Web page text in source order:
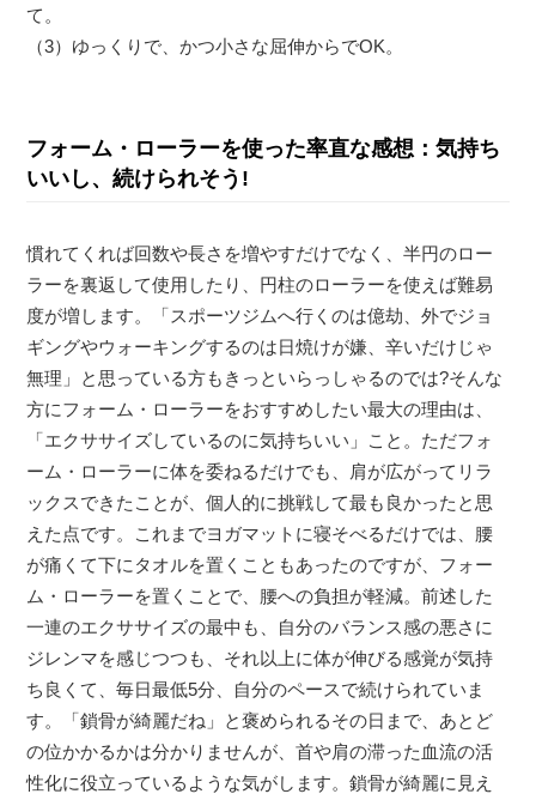
て。
（3）ゆっくりで、かつ小さな屈伸からでOK。
フォーム・ローラーを使った率直な感想：気持ち
いいし、続けられそう!
慣れてくれば回数や長さを増やすだけでなく、半円のロー
ラーを裏返して使用したり、円柱のローラーを使えば難易
度が増します。「スポーツジムへ行くのは億劫、外でジョ
ギングやウォーキングするのは日焼けが嫌、辛いだけじゃ
無理」と思っている方もきっといらっしゃるのでは?そんな
方にフォーム・ローラーをおすすめしたい最大の理由は、
「エクササイズしているのに気持ちいい」こと。ただフォ
ーム・ローラーに体を委ねるだけでも、肩が広がってリラ
ックスできたことが、個人的に挑戦して最も良かったと思
えた点です。これまでヨガマットに寝そべるだけでは、腰
が痛くて下にタオルを置くこともあったのですが、フォー
ム・ローラーを置くことで、腰への負担が軽減。前述した
一連のエクササイズの最中も、自分のバランス感の悪さに
ジレンマを感じつつも、それ以上に体が伸びる感覚が気持
ち良くて、毎日最低5分、自分のペースで続けられていま
す。「鎖骨が綺麗だね」と褒められるその日まで、あとど
の位かかるかは分かりませんが、首や肩の滞った血流の活
性化に役立っているような気がします。鎖骨が綺麗に見え